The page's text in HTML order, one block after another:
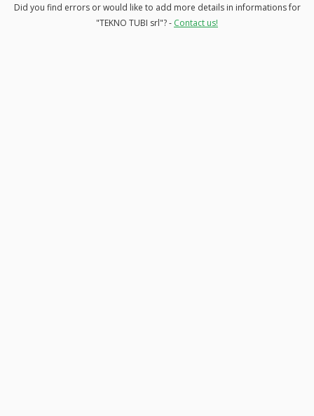
Did you find errors or would like to add more details in informations for
"TEKNO TUBI srl"? - Contact us!